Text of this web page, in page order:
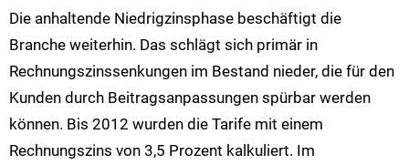
Die anhaltende Niedrigzinsphase beschäftigt die
Branche weiterhin. Das schlägt sich primär in
Rechnungszinssenkungen im Bestand nieder, die für den
Kunden durch Beitragsanpassungen spürbar werden
können. Bis 2012 wurden die Tarife mit einem
Rechnungszins von 3,5 Prozent kalkuliert. Im